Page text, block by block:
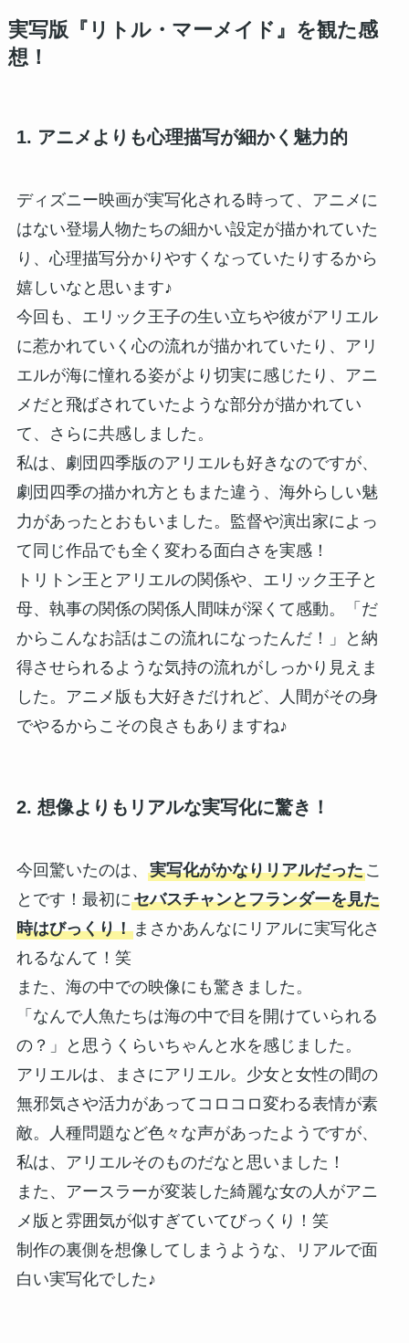
実写版『リトル・マーメイド』を観た感
想！
1. アニメよりも心理描写が細かく魅力的
ディズニー映画が実写化される時って、アニメに
はない登場人物たちの細かい設定が描かれていた
り、心理描写分かりやすくなっていたりするから
嬉しいなと思います♪
今回も、エリック王子の生い立ちや彼がアリエル
に惹かれていく心の流れが描かれていたり、アリ
エルが海に憧れる姿がより切実に感じたり、アニ
メだと飛ばされていたような部分が描かれてい
て、さらに共感しました。
私は、劇団四季版のアリエルも好きなのですが、
劇団四季の描かれ方ともまた違う、海外らしい魅
力があったとおもいました。監督や演出家によっ
て同じ作品でも全く変わる面白さを実感！
トリトン王とアリエルの関係や、エリック王子と
母、執事の関係の関係人間味が深くて感動。「だ
からこんなお話はこの流れになったんだ！」と納
得させられるような気持の流れがしっかり見えま
した。アニメ版も大好きだけれど、人間がその身
でやるからこその良さもありますね♪
2. 想像よりもリアルな実写化に驚き！
今回驚いたのは、 実写化がかなりリアルだったこ
とです！最初にセバスチャンとフランダーを見た
時はびっくり！まさかあんなにリアルに実写化さ
れるなんて！笑
また、海の中での映像にも驚きました。
「なんで人魚たちは海の中で目を開けていられる
の？」と思うくらいちゃんと水を感じました。
アリエルは、まさにアリエル。少女と女性の間の
無邪気さや活力があってコロコロ変わる表情が素
敵。人種問題など色々な声があったようですが、
私は、アリエルそのものだなと思いました！
また、アースラーが変装した綺麗な女の人がアニ
メ版と雰囲気が似すぎていてびっくり！笑
制作の裏側を想像してしまうような、リアルで面
白い実写化でした♪